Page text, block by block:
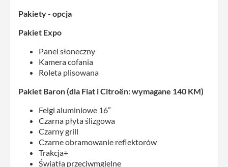
Pakiety - opcja
Pakiet Expo
Panel słoneczny
Kamera cofania
Roleta plisowana
Pakiet Baron (dla Fiat i Citroën: wymagane 140 KM)
Felgi aluminiowe 16”
Czarna płyta ślizgowa
Czarny grill
Czarne obramowanie reflektorów
Trakcja+
Światła przeciwmgielne